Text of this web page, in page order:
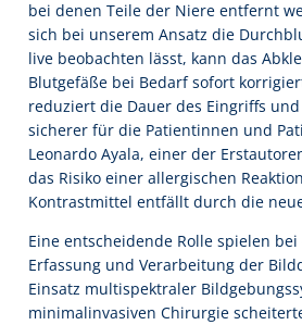
bei denen Teile der Niere entfernt
sich bei unserem Ansatz die
live beobachten lässt, kann das
Blutgefäße bei Bedarf sofort
reduziert die Dauer des Eingriffs
sicherer für die Patientinnen und
Leonardo Ayala, einer der
das Risiko einer allergischen
Kontrastmittel entfällt durch die
Eine entscheidende Rolle spielen
Erfassung und Verarbeitung der
Einsatz multispektraler
minimalinvasiven Chirurgie